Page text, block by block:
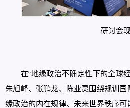
研讨会
在“地缘政治不确定性下的全球
朱旭峰、张鹏龙、陈业灵围绕规训
缘政治的内在规律、未来世界秩序